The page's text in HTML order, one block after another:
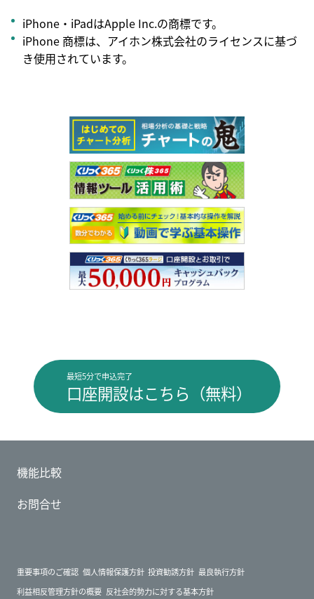
iPhone・iPadはApple Inc.の商標です。
iPhone 商標は、アイホン株式会社のライセンスに基づ
き使用されています。
最短5分で申込完了
口座開設はこちら（無料）
機能比較
お問合せ
重要事項のご確認 個人情報保護方針 投資勧誘方針 最良執行方針
利益相反管理方針の概要 反社会的勢力に対する基本方針